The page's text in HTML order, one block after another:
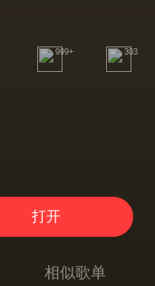
999+ 303
打开
相似歌单